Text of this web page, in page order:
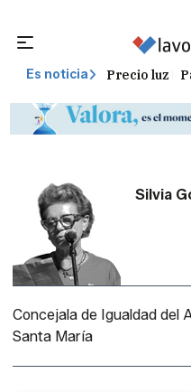
Es noticia Precio luz
Silvia
Concejala de Igualdad del
Santa María